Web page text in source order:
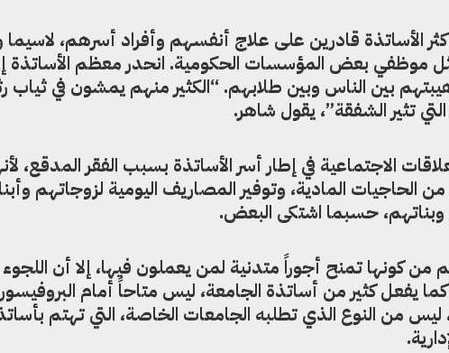
الأساتذة قادرين على علاج أنفسهم وأفراد أسرهم،
بعض المؤسسات الحكومية. انحدر معظم الأساتذة
بين الناس وبين طلابهم. “الكثير منهم يمشون في ثياب
تثير الشفقة”، يقول شاهر.
الاجتماعية في إطار أسر الأساتذة بسبب الفقر المدقع،
الحاجيات المادية، وتوفير المصاريف اليومية لزوجاتهم
وبناتهم، حسبما اشتكى البعض.
من كونها تمنح أجوراً متدنية لمن يعملون فيها، إلا أن
يفعل كثير من أساتذة الجامعة، ليس متاحاً أمام
ليس من النوع الذي تطلبه الجامعات الخاصة، التي تهتم